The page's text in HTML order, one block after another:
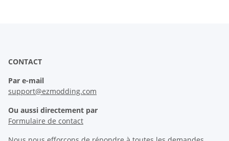
CONTACT
Par e-mail
support@ezmodding.com
Ou aussi directement par
Formulaire de contact